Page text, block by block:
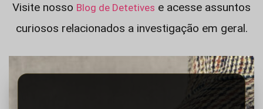
Visite nosso Blog de Detetives e acesse assuntos
curiosos relacionados a investigação em geral.